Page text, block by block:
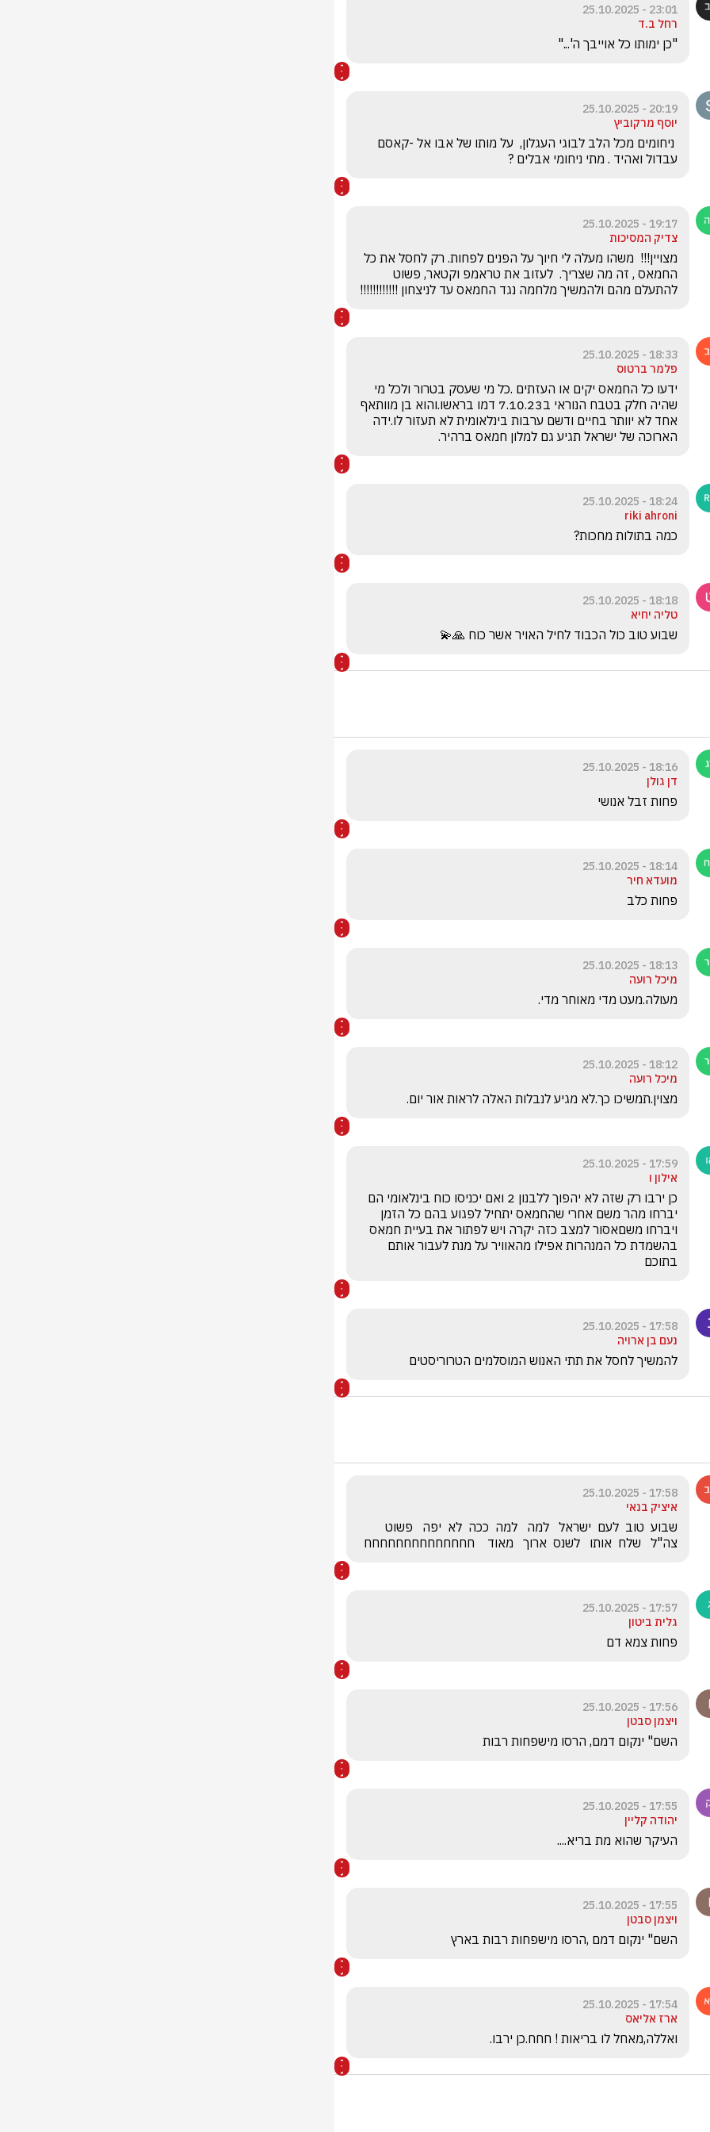
23:01 - 25.10.2025
רחל ב.ד
"כן ימותו כל אוייבך ה'..."
20:19 - 25.10.2025
יוסף מרקוביץ
עבדול ואהיד . מתי ניחומי אבלים ?
19:17 - 25.10.2025
צדיק המסיכות
להתעלם מהם ולהמשיך מלחמה נגד החמאס עד לניצחון !!!!!!!!!!!!
18:33 - 25.10.2025
פלמר ברטוס
הארוכה של ישראל תגיע גם למלון חמאס ברהיר.
18:24 - 25.10.2025
riki ahroni
כמה בתולות מחכות?
18:18 - 25.10.2025
טליה יחיא
שבוע טוב כול הכבוד לחיל האויר אשר כוח 🙏💫
18:16 - 25.10.2025
דן גולן
פחות זבל אנושי
18:14 - 25.10.2025
מועדא חיר
פחות כלב
18:13 - 25.10.2025
מיכל רועה
מעולה.מעט מדי מאוחר מדי.
18:12 - 25.10.2025
מיכל רועה
מצוין.תמשיכו כך.לא מגיע לנבלות האלה לראות אור יום.
17:59 - 25.10.2025
אילון ו
בתוכם
17:58 - 25.10.2025
נעם בן ארויה
להמשיך לחסל את תתי האנוש המוסלמים הטרוריסטים
17:58 - 25.10.2025
איציק בנאי
צה"ל   שלח  אותו   לשנס  ארוך   מאוד    חחחחחחחחחחחחחח
17:57 - 25.10.2025
גלית ביטון
פחות צמא דם
17:56 - 25.10.2025
ויצמן סבטן
השם" ינקום דמם, הרסו מישפחות רבות
17:55 - 25.10.2025
יהודה קליין
העיקר שהוא מת בריא....
17:55 - 25.10.2025
ויצמן סבטן
השם" ינקום דמם ,הרסו מישפחות רבות בארץ
17:54 - 25.10.2025
ארז אליאס
ואללה,מאחל לו בריאות ! חחח.כן ירבו.